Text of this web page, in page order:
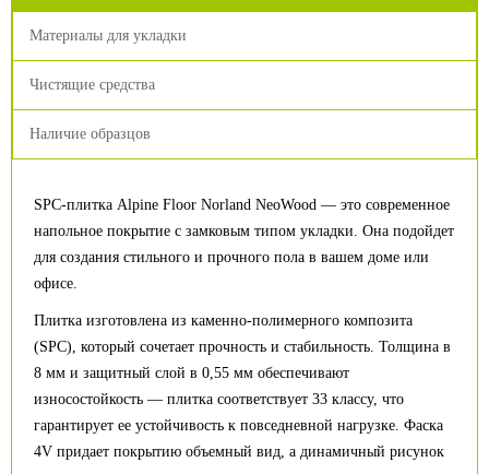
Материалы для укладки
Чистящие средства
Наличие образцов
SPC-плитка Alpine Floor Norland NeoWood — это современное
напольное покрытие с замковым типом укладки. Она подойдет
для создания стильного и прочного пола в вашем доме или
офисе.
Плитка изготовлена из каменно-полимерного композита
(SPC), который сочетает прочность и стабильность. Толщина в
8 мм и защитный слой в 0,55 мм обеспечивают
износостойкость — плитка соответствует 33 классу, что
гарантирует ее устойчивость к повседневной нагрузке. Фаска
4V придает покрытию объемный вид, а динамичный рисунок